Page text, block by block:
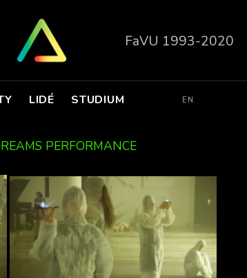
FaVU 1993-2020
LIDÉ STUDIUM EN
PERFORMANCE